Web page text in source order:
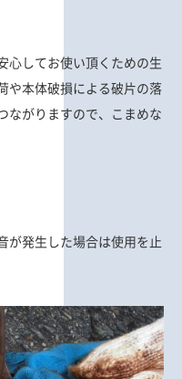
心してお使い頂くための生
や本体破損による破片の落
ながりますので、こまめな
が発生した場合は使用を止